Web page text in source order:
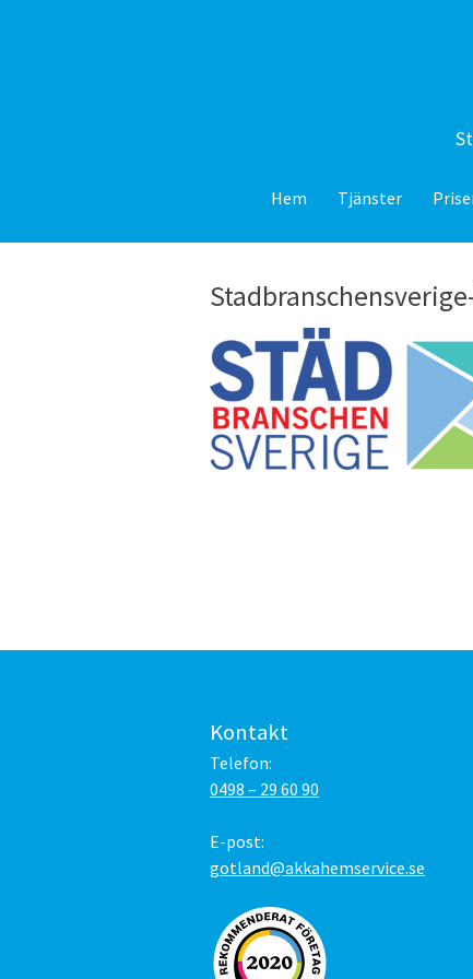
Hem Tjänster
Kontakt
Telefon:
0498 – 29 60 90
E-post:
gotland@akkahemservice.se